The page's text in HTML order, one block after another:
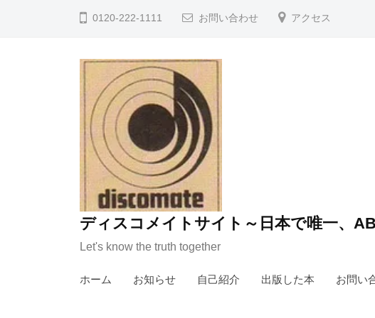
0120-222-1111 お問い合わせ アクセス
ディスコメイトサイト～日本で唯一、
Let's know the truth together
ホーム お知らせ 自己紹介 出版した本 お問い